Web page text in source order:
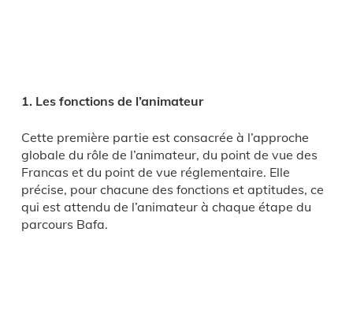
1. Les fonctions de l’animateur
Cette première partie est consacrée à l’approche
globale du rôle de l’animateur, du point de vue des
Francas et du point de vue réglementaire. Elle
précise, pour chacune des fonctions et aptitudes, ce
qui est attendu de l’animateur à chaque étape du
parcours Bafa.